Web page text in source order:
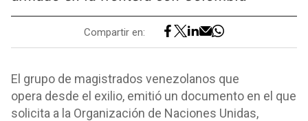
Compartir en:
El grupo de magistrados venezolanos que
opera desde el exilio, emitió un documento en el que
solicita a la Organización de Naciones Unidas,